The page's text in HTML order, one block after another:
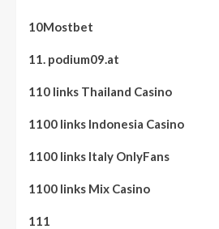
10Mostbet
11. podium09.at
110 links Thailand Casino
1100 links Indonesia Casino
1100 links Italy OnlyFans
1100 links Mix Casino
111